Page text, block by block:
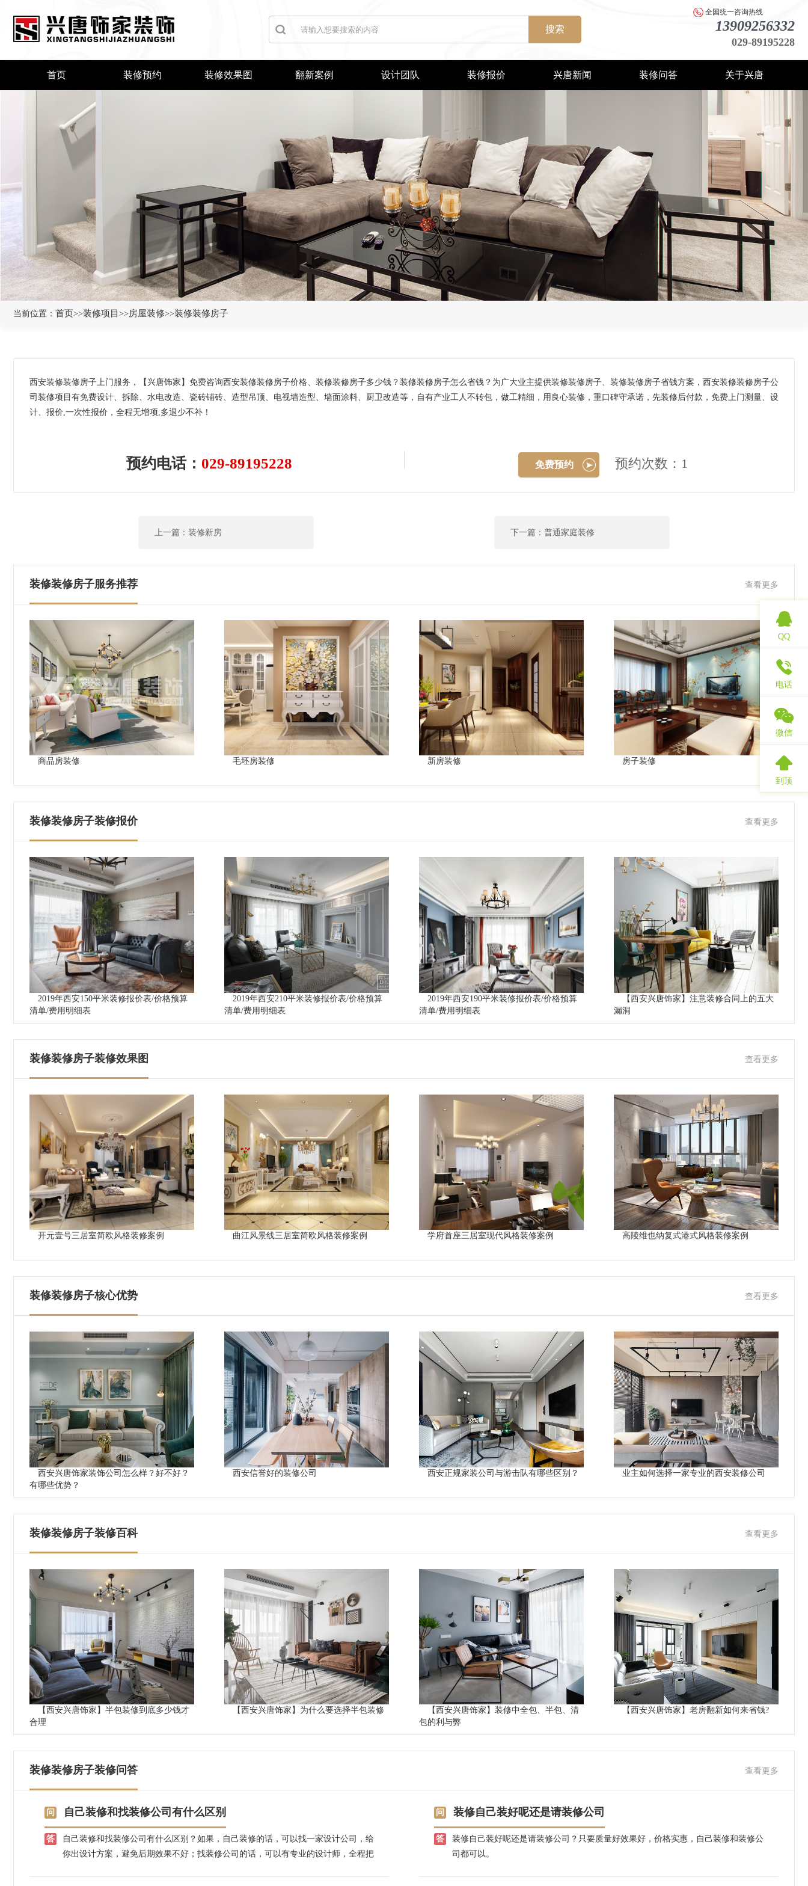
搜索
全国统一咨询热线
13909256332
029-89195228
首页 装修预约 装修效果图 翻新案例 设计团队 装修报价 兴唐新闻 装修问答 关于兴唐
当前位置： 首页>>装修项目 >> 房屋装修>>装修装修房子
西安装修装修房子上门服务，【兴唐饰家】免费咨询西安装修装修房子价格、装修装修房子多少钱？装修装修房子怎么省钱？为广大业主提供装修装修房子、装修装修房子省钱方案，西安装修装修房子公
司装修项目有免费设计、拆除、水电改造、瓷砖铺砖、造型吊顶、电视墙造型、墙面涂料、厨卫改造等，自有产业工人不转包，做工精细，用良心装修，重口碑守承诺，先装修后付款，免费上门测量、设
计、报价,一次性报价，全程无增项,多退少不补！
预约电话： 029-89195228 免费预约 预约次数：1
上一篇：装修新房 下一篇：普通家庭装修
装修装修房子服务推荐 查看更多
商品房装修 毛坯房装修 新房装修 房子装修
装修装修房子装修报价 查看更多
2019年西安150平米装修报价表/价格预算
清单/费用明细表
2019年西安210平米装修报价表/价格预算
清单/费用明细表
2019年西安190平米装修报价表/价格预算
清单/费用明细表
【西安兴唐饰家】注意装修合同上的五大
漏洞
装修装修房子装修效果图 查看更多
开元壹号三居室简欧风格装修案例 曲江风景线三居室简欧风格装修案例 学府首座三居室现代风格装修案例 高陵维也纳复式港式风格装修案例
装修装修房子核心优势 查看更多
西安兴唐饰家装饰公司怎么样？好不好？
有哪些优势？
西安信誉好的装修公司 西安正规家装公司与游击队有哪些区别？ 业主如何选择一家专业的西安装修公司
装修装修房子装修百科 查看更多
【西安兴唐饰家】半包装修到底多少钱才
合理
【西安兴唐饰家】为什么要选择半包装修
【西安兴唐饰家】装修中全包、半包、清
包的利与弊
【西安兴唐饰家】老房翻新如何来省钱?
装修装修房子装修问答 查看更多
自己装修和找装修公司有什么区别
自己装修和找装修公司有什么区别？如果，自己装修的话，可以找一家设计公司，给
你出设计方案，避免后期效果不好；找装修公司的话，可以有专业的设计师，全程把
装修自己装好呢还是请装修公司
装修自己装好呢还是请装修公司？只要质量好效果好，价格实惠，自己装修和装修公
司都可以。
QQ
电话
微信
到顶